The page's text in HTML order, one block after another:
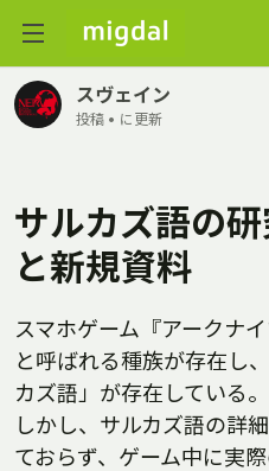
スヴェイン
投稿 • に更新
サルカズ語の
と新規資料
スマホゲーム『アークナ
と呼ばれる種族が存在し
カズ語」が存在している。
しかし、サルカズ語の詳
ておらず、ゲーム中に実